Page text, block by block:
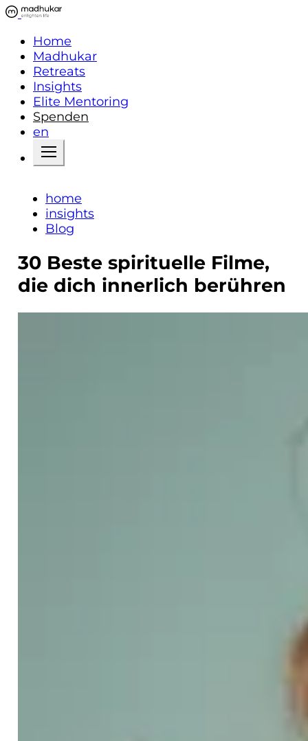
Home
Madhukar
Retreats
Insights
Elite Mentoring
Spenden
en
home
insights
Blog
30 Beste spirituelle Filme,
die dich innerlich berühren